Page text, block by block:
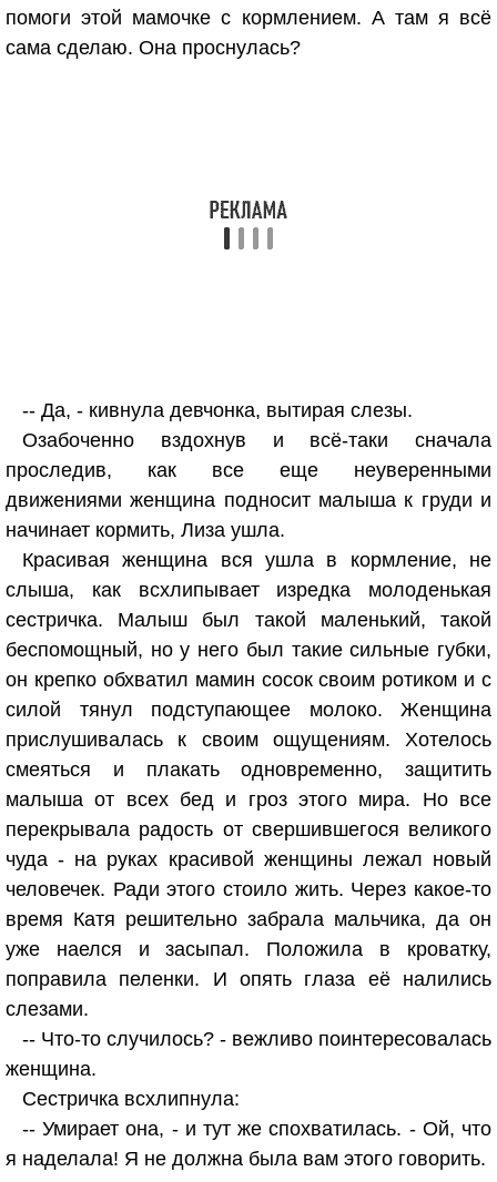
помоги этой мамочке с кормлением. А там я всё
сама сделаю. Она проснулась?
-- Да, - кивнула девчонка, вытирая слезы.
Озабоченно вздохнув и всё-таки сначала
проследив, как все еще неуверенными
движениями женщина подносит малыша к груди и
начинает кормить, Лиза ушла.
Красивая женщина вся ушла в кормление, не
слыша, как всхлипывает изредка молоденькая
сестричка. Малыш был такой маленький, такой
беспомощный, но у него был такие сильные губки,
он крепко обхватил мамин сосок своим ротиком и с
силой тянул подступающее молоко. Женщина
прислушивалась к своим ощущениям. Хотелось
смеяться и плакать одновременно, защитить
малыша от всех бед и гроз этого мира. Но все
перекрывала радость от свершившегося великого
чуда - на руках красивой женщины лежал новый
человечек. Ради этого стоило жить. Через какое-то
время Катя решительно забрала мальчика, да он
уже наелся и засыпал. Положила в кроватку,
поправила пеленки. И опять глаза её налились
слезами.
-- Что-то случилось? - вежливо поинтересовалась
женщина.
Сестричка всхлипнула:
-- Умирает она, - и тут же спохватилась. - Ой, что
я наделала! Я не должна была вам этого говорить.